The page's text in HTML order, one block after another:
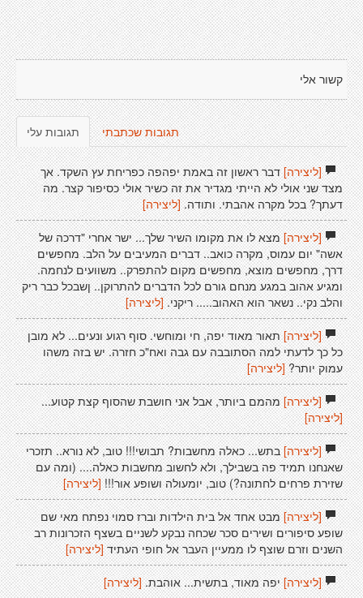
קשור אלי
תגובות עלי תגובות שכתבתי
[ליצירה]דבר ראשון זה באמת יפהפה כפריחת עץ השקד. אך
מצד שני אולי לא הייתי מגדיר את זה כשיר אולי כסיפור קצר. מה
דעתך? בכל מקרה אהבתי. ותודה. [ליצירה]
[ליצירה]מצא לו את מקומו השיר שלך... ישר אחרי "דרכה של
אשה" יום עמוס, מקרה כואב.. דברים המעיבים על הלב. מחפשים
דרך, מחפשים מוצא, מחפשים מקום להתפרק.. משוועים לנחמה.
ומגיע אהוב במגע מנחם גורם לכל הדברים להתרוקן.. ןשבכל כבר ריק
והלב נקי.. נשאר הוא האהוב..... ריקני. [ליצירה]
[ליצירה]תאור מאוד יפה, חי ומוחשי. סוף רגוע ונעים... לא מובן
כל כך לדעתי למה הסתובבה עם גבה ואח"כ חזרה. יש בזה משהו
עמוק יותר? [ליצירה]
[ליצירה]מהמם ביותר, אבל אני חושבת שהסוף קצת קטוע...
[ליצירה]
[ליצירה]בתש... כאלה מחשבות? תבושי!!! טוב, לא נורא.. תזכרי
שאנחנו תמיד פה בשבילך, ולא לחשוב מחשבות כאלה.... (ומה עם
שזירת פרחים לחתונה?) טוב, יומעולה ושופע אור!!! [ליצירה]
[ליצירה]מבט אחד אל בית הילדות וברז סמוי נפתח מאי שם
שופע סיפורים ושירים סכר שכחה נבקע לשניים בשצף הזכרונות רב
השנים וזרם שוצף לו ממעיין העבר אל חופי העתיד [ליצירה]
[ליצירה]יפה מאוד, בתשית... אוהבת. [ליצירה]